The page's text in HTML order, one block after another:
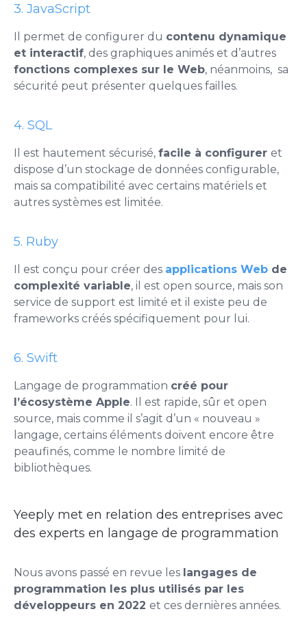
3. JavaScript
Il permet de configurer du contenu dynamique
et interactif, des graphiques animés et d’autres
fonctions complexes sur le Web, néanmoins, sa
sécurité peut présenter quelques failles.
4. SQL
Il est hautement sécurisé, facile à configurer et
dispose d’un stockage de données configurable,
mais sa compatibilité avec certains matériels et
autres systèmes est limitée.
5. Ruby
Il est conçu pour créer des applications Web de
complexité variable, il est open source, mais son
service de support est limité et il existe peu de
frameworks créés spécifiquement pour lui.
6. Swift
Langage de programmation créé pour
l’écosystème Apple. Il est rapide, sûr et open
source, mais comme il s’agit d’un « nouveau »
langage, certains éléments doivent encore être
peaufinés, comme le nombre limité de
bibliothèques.
Yeeply met en relation des entreprises avec
des experts en langage de programmation
Nous avons passé en revue les langages de
programmation les plus utilisés par les
développeurs en 2022 et ces dernières années.